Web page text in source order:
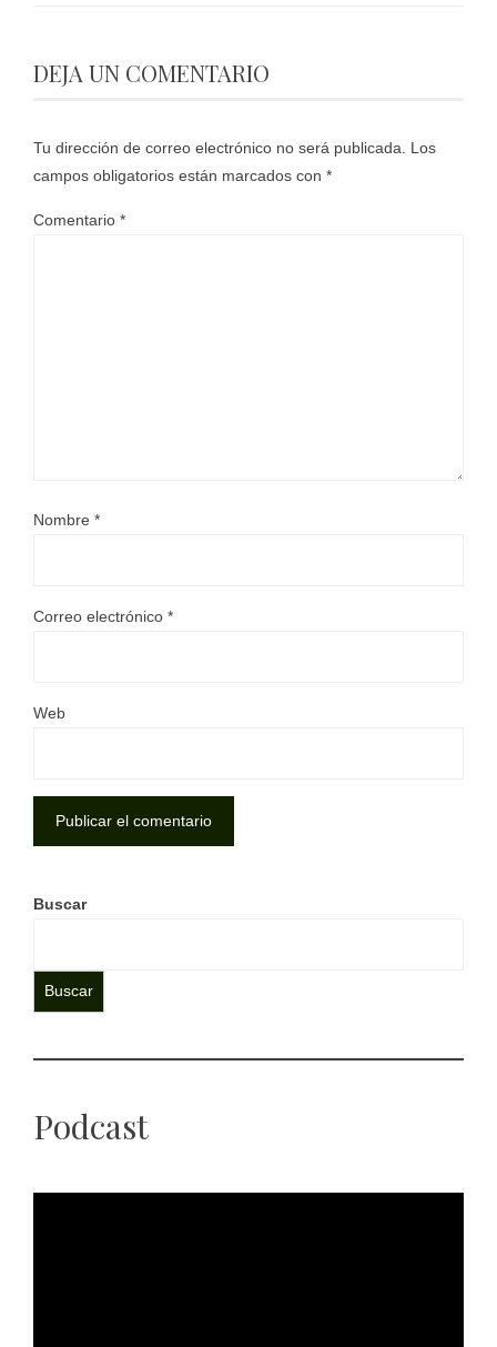
DEJA UN COMENTARIO
Tu dirección de correo electrónico no será publicada.
Los
campos obligatorios están marcados con *
Comentario *
Nombre *
Correo electrónico *
Web
Buscar
Buscar
Podcast